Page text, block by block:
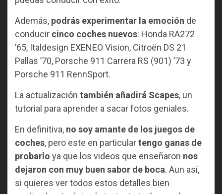
Además, podrás experimentar la emoción de
conducir cinco coches nuevos: Honda RA272
’65, Italdesign EXENEO Vision, Citroën DS 21
Pallas ’70, Porsche 911 Carrera RS (901) ’73 y
Porsche 911 RennSport.
La actualización también añadirá Scapes, un
tutorial para aprender a sacar fotos geniales.
En definitiva, no soy amante de los juegos de
coches, pero este en particulartengo ganas de
probarlo ya que los videos que enseñaron nos
dejaron con muy buen sabor de boca. Aun así,
si quieres ver todos estos detalles bien